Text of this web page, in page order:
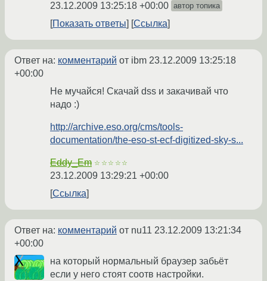
23.12.2009 13:25:18 +00:00 автор топика
Показать ответы Ссылка
Ответ на: комментарий от ibm 23.12.2009 13:25:18
+00:00
Не мучайся! Скачай dss и закачивай что
надо :)
http://archive.eso.org/cms/tools-
documentation/the-eso-st-ecf-digitized-sky-s...
Eddy_Em ☆☆☆☆☆
23.12.2009 13:29:21 +00:00
Ссылка
Ответ на: комментарий от nu11 23.12.2009 13:21:34
+00:00
на который нормальный браузер забьёт
если у него стоят соотв настройки.